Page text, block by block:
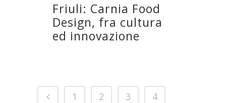
Friuli: Carnia Food
Design, fra cultura
ed innovazione
1 2 3
4